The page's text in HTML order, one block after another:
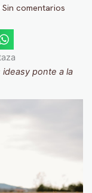
Sin comentarios
ponte a la